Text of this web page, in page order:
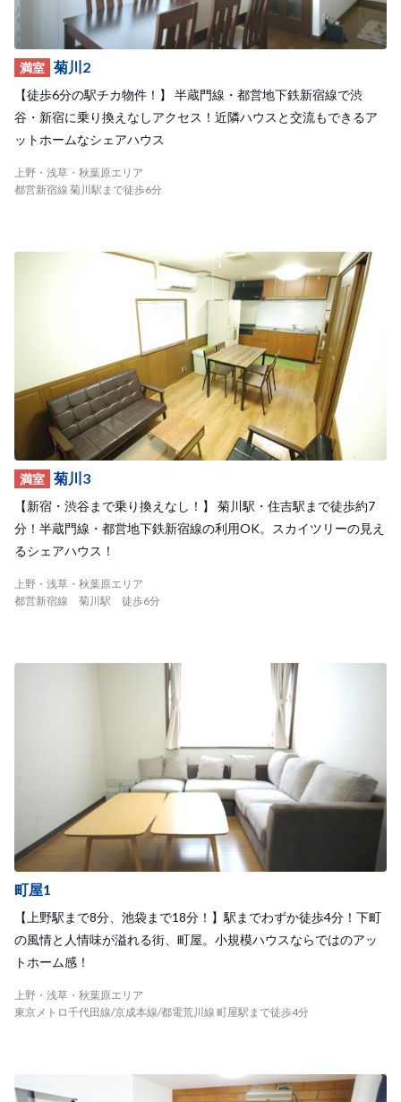
満室 菊川2
【徒歩6分の駅チカ物件！】 半蔵門線・都営地下鉄新宿線で渋
谷・新宿に乗り換えなしアクセス！近隣ハウスと交流もできるア
ットホームなシェアハウス
上野・浅草・秋葉原エリア
都営新宿線 菊川駅まで徒歩6分
満室 菊川3
【新宿・渋谷まで乗り換えなし！】 菊川駅・住吉駅まで徒歩約7
分！半蔵門線・都営地下鉄新宿線の利用OK。スカイツリーの見え
るシェアハウス！
上野・浅草・秋葉原エリア
都営新宿線 菊川駅 徒歩6分
町屋1
【上野駅まで8分、池袋まで18分！】駅までわずか徒歩4分！下町
の風情と人情味が溢れる街、町屋。小規模ハウスならではのアッ
トホーム感！
上野・浅草・秋葉原エリア
東京メトロ千代田線/京成本線/都電荒川線 町屋駅まで徒歩4分